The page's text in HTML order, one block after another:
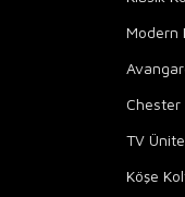
Modern
Chester
TV
Köşe